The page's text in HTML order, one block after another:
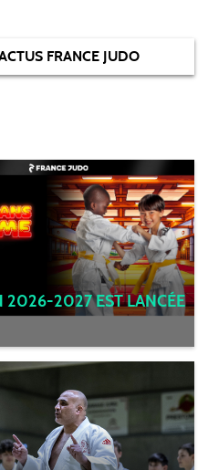
FRANCE JUDO
2026-2027 EST LANCÉE